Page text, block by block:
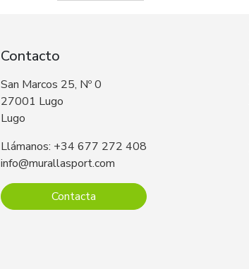
Contacto
San Marcos 25, Nº 0
27001 Lugo
Lugo
Llámanos: +34 677 272 408
info@murallasport.com
Contacta